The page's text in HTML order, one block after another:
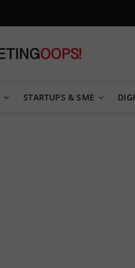
STARTUPS & SME